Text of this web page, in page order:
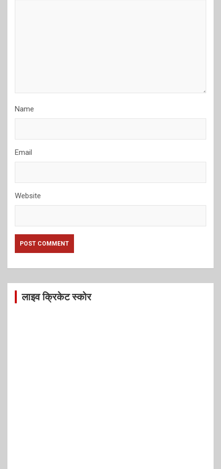
Name
Email
Website
लाइव क्रिकेट स्कोर